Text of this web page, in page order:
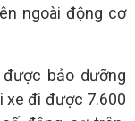
ngoài động cơ
bảo dưỡng
xe đi được 7.600